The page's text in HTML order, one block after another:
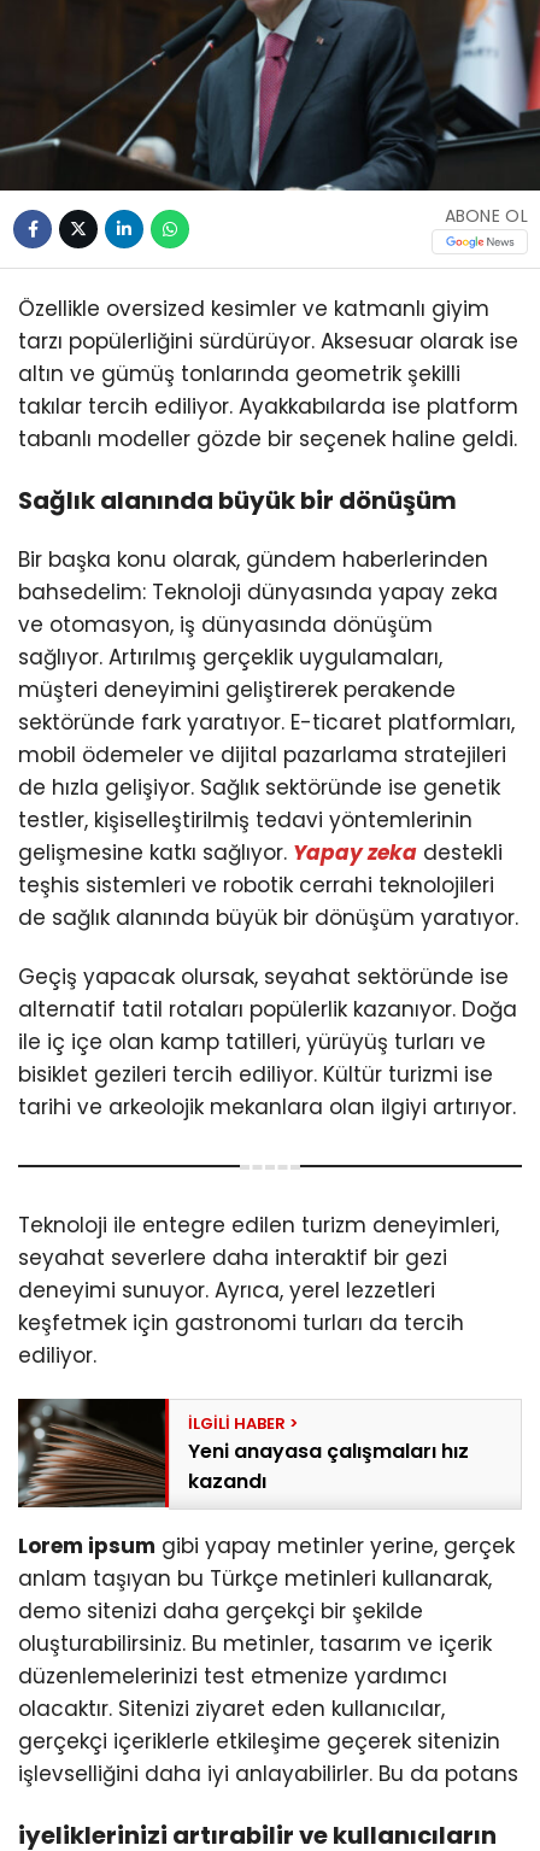
ABONE OL
Özellikle oversized kesimler ve katmanlı giyim
tarzı popülerliğini sürdürüyor. Aksesuar olarak ise
altın ve gümüş tonlarında geometrik şekilli
takılar tercih ediliyor. Ayakkabılarda ise platform
tabanlı modeller gözde bir seçenek haline geldi.
Sağlık alanında büyük bir dönüşüm
Bir başka konu olarak, gündem haberlerinden
bahsedelim: Teknoloji dünyasında yapay zeka
ve otomasyon, iş dünyasında dönüşüm
sağlıyor. Artırılmış gerçeklik uygulamaları,
müşteri deneyimini geliştirerek perakende
sektöründe fark yaratıyor. E-ticaret platformları,
mobil ödemeler ve dijital pazarlama stratejileri
de hızla gelişiyor. Sağlık sektöründe ise genetik
testler, kişiselleştirilmiş tedavi yöntemlerinin
gelişmesine katkı sağlıyor. Yapay zeka destekli
teşhis sistemleri ve robotik cerrahi teknolojileri
de sağlık alanında büyük bir dönüşüm yaratıyor.
Geçiş yapacak olursak, seyahat sektöründe ise
alternatif tatil rotaları popülerlik kazanıyor. Doğa
ile iç içe olan kamp tatilleri, yürüyüş turları ve
bisiklet gezileri tercih ediliyor. Kültür turizmi ise
tarihi ve arkeolojik mekanlara olan ilgiyi artırıyor.
Teknoloji ile entegre edilen turizm deneyimleri,
seyahat severlere daha interaktif bir gezi
deneyimi sunuyor. Ayrıca, yerel lezzetleri
keşfetmek için gastronomi turları da tercih
ediliyor.
Yeni anayasa çalışmaları hız
kazandı
Lorem ipsum gibi yapay metinler yerine, gerçek
anlam taşıyan bu Türkçe metinleri kullanarak,
demo sitenizi daha gerçekçi bir şekilde
oluşturabilirsiniz. Bu metinler, tasarım ve içerik
düzenlemelerinizi test etmenize yardımcı
olacaktır. Sitenizi ziyaret eden kullanıcılar,
gerçekçi içeriklerle etkileşime geçerek sitenizin
işlevselliğini daha iyi anlayabilirler. Bu da potans
iyeliklerinizi artırabilir ve kullanıcıların